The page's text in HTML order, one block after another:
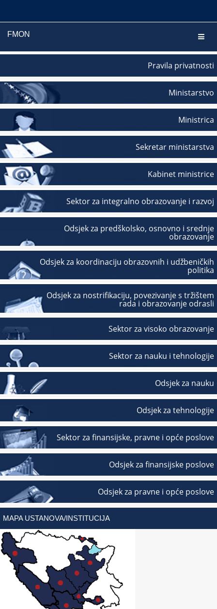
FMON
Pravila privatnosti
Ministarstvo
Ministrica
Sekretar ministarstva
Kabinet ministrice
Sektor za integralno obrazovanje i razvoj
Odsjek za predškolsko, osnovno i srednje
obrazovanje
Odsjek za koordinaciju obrazovnih i udžbeničkih
politika
Odsjek za nostrifikaciju, povezivanje s tržištem
rada i obrazovanje odrasli
Sektor za visoko obrazovanje
Sektor za nauku i tehnologije
Odsjek za nauku
Odsjek za tehnologije
Sektor za finansijske, pravne i opće poslove
Odsjek za finansijske poslove
Odsjek za pravne i opće poslove
MAPA USTANOVA/INSTITUCIJA